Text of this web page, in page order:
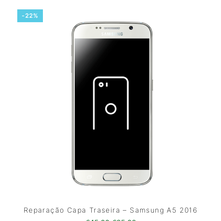
-22%
Reparação Capa Traseira – Samsung A5 2016